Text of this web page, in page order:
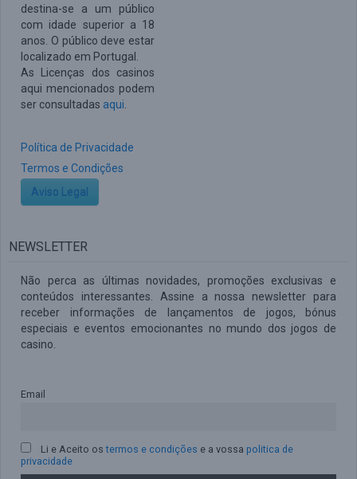
destina-se a um público
com idade superior a 18
anos. O público deve estar
localizado em Portugal.
As Licenças dos casinos
aqui mencionados podem
ser consultadas aqui
Política de Privacidade
Termos e Condições
Aviso Legal
NEWSLETTER
Não perca as últimas novidades, promoções exclusivas e
conteúdos interessantes. Assine a nossa newsletter para
receber informações de lançamentos de jogos, bónus
especiais e eventos emocionantes no mundo dos jogos de
casino.
Email
Li e Aceito ostermos e condições e a vossa politica de
privacidade